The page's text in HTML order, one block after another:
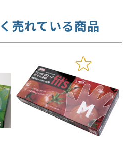
売れている商品